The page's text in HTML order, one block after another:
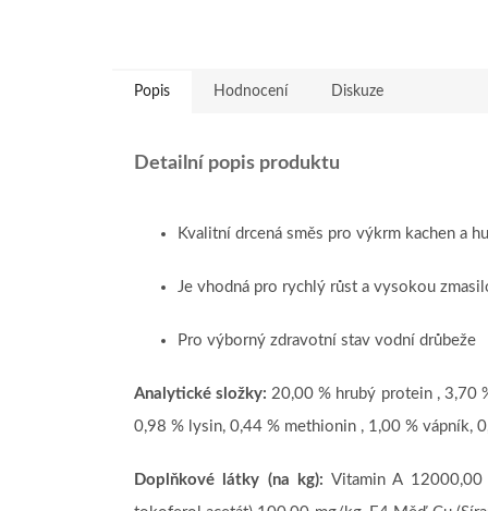
Popis Hodnocení Diskuze
Detailní popis produktu
Kvalitní drcená směs pro výkrm kachen a
Je vhodná pro rychlý růst a vysokou
Pro výborný zdravotní stav vodní drůbeže
Analytické složky: 20,00 % hrubý protein , 3,70
0,98 % lysin, 0,44 % methionin , 1,00 % vápník,
Doplňkové látky (na kg): Vitamin A